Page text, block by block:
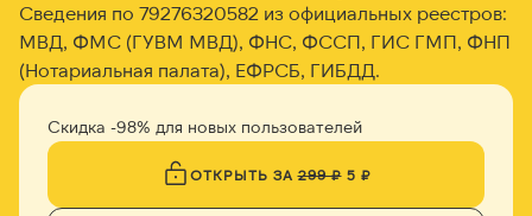
Сведения по 79276320582 из официальных реестров:
МВД, ФМС (ГУВМ МВД), ФНС, ФССП, ГИС ГМП, ФНП
(Нотариальная палата), ЕФРСБ, ГИБДД.
Скидка -98% для новых пользователей
ОТКРЫТЬ ЗА299 ₽5 ₽